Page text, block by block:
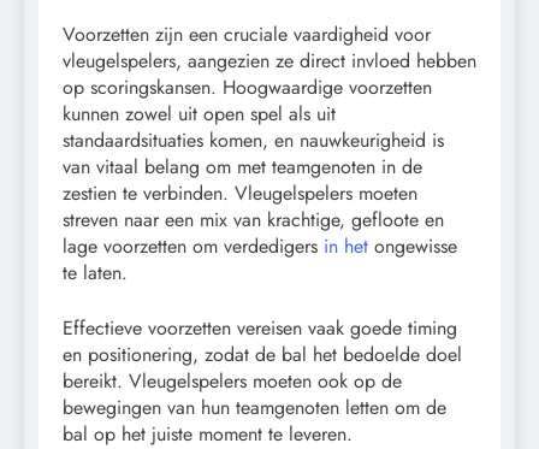
Voorzetten zijn een cruciale vaardigheid voor
vleugelspelers, aangezien ze direct invloed hebben
op scoringskansen. Hoogwaardige voorzetten
kunnen zowel uit open spel als uit
standaardsituaties komen, en nauwkeurigheid is
van vitaal belang om met teamgenoten in de
zestien te verbinden. Vleugelspelers moeten
streven naar een mix van krachtige, gefloote en
lage voorzetten om verdedigers in het ongewisse
te laten.
Effectieve voorzetten vereisen vaak goede timing
en positionering, zodat de bal het bedoelde doel
bereikt. Vleugelspelers moeten ook op de
bewegingen van hun teamgenoten letten om de
bal op het juiste moment te leveren.